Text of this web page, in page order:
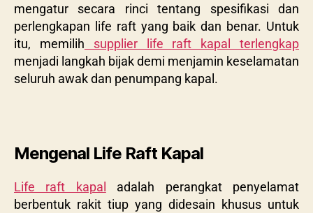
mengatur secara rinci tentang spesifikasi dan
perlengkapan life raft yang baik dan benar. Untuk
itu, memilih supplier life raft kapal terlengkap
menjadi langkah bijak demi menjamin keselamatan
seluruh awak dan penumpang kapal.
Mengenal Life Raft Kapal
Life raft kapal
adalah perangkat penyelamat
berbentuk rakit tiup yang didesain khusus untuk